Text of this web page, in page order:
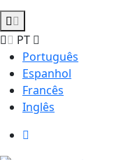
PT
Português
Espanhol
Francês
Inglês